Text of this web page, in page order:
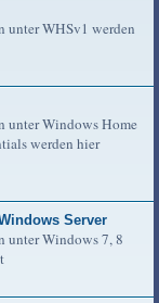
unter WHSv1 werden
unter Windows Home
werden hier
Server
unter Windows 7, 8